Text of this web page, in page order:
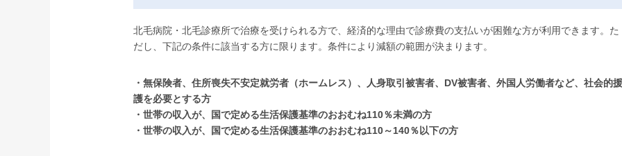
北毛病院・北毛診療所で治療を受けられる方で、経済的な理由で診療費の支払いが困難な方が利用できます。た
だし、下記の条件に該当する方に限ります。条件により減額の範囲が決まります。
・無保険者、住所喪失不安定就労者（ホームレス）、人身取引被害者、DV被害者、外国人労働者など、社会的援
護を必要とする方
・世帯の収入が、国で定める生活保護基準のおおむね110％未満の方
・世帯の収入が、国で定める生活保護基準のおおむね110～140％以下の方